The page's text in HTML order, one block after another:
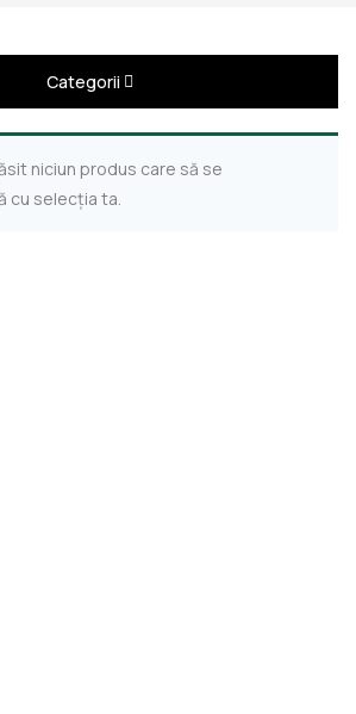
Categorii
niciun produs care să se
cu selecția ta.